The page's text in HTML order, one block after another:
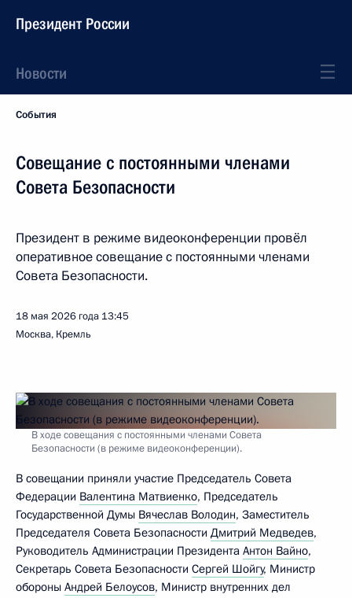
Президент России
Новости
События
Совещание с постоянными членами
Совета Безопасности
Президент в режиме видеоконференции провёл
оперативное совещание с постоянными членами
Совета Безопасности.
18 мая 2026 года 13:45
Москва, Кремль
В ходе совещания с постоянными членами Совета
Безопасности (в режиме видеоконференции).
В совещании приняли участие Председатель Совета
Федерации Валентина Матвиенко, Председатель
Государственной Думы Вячеслав Володин, Заместитель
Председателя Совета Безопасности Дмитрий Медведев,
Руководитель Администрации Президента Антон Вайно,
Секретарь Совета Безопасности Сергей Шойгу, Министр
обороны Андрей Белоусов, Министр внутренних дел